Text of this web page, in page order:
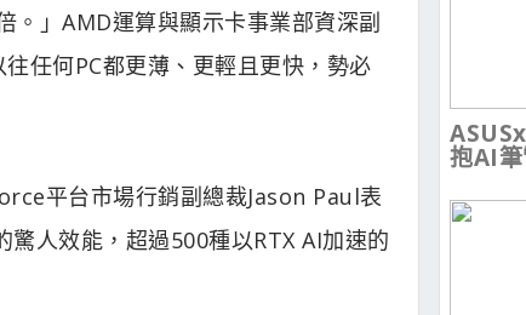
。」AMD運算與顯示卡事業部資深副
任何PC都更薄、更輕且更快，勢必
平台市場行銷副總裁Jason Paul表
人效能，超過500種以RTX AI加速的
抱AI筆